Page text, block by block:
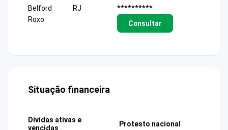
Belford
Roxo
RJ
**********
Consultar
Situação financeira
Dívidas ativas e
vencidas
Protesto nacional